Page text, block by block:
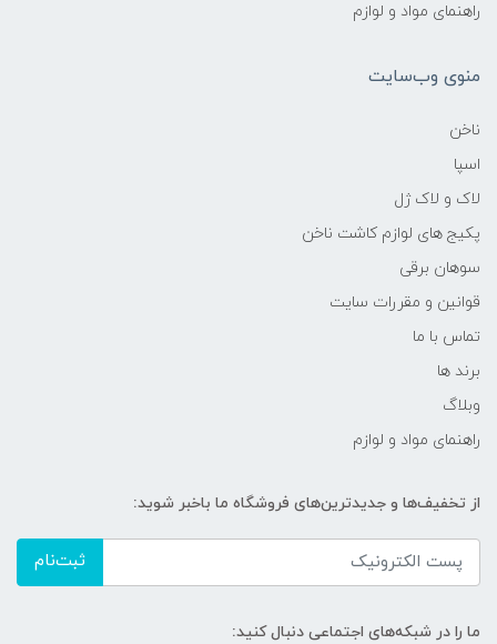
راهنمای مواد و لوازم
منوی وب‌سایت
ناخن
اسپا
لاک و لاک ژل
پکیج های لوازم کاشت ناخن
سوهان برقی
قوانین و مقررات سایت
تماس با ما
برند ها
وبلاگ
راهنمای مواد و لوازم
از تخفیف‌ها و جدیدترین‌های فروشگاه ما باخبر شوید:
ثبت‌نام
ما را در شبکه‌های اجتماعی دنبال کنید: